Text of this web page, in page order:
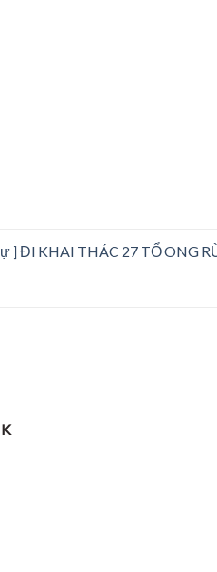
] ĐI KHAI THÁC 27 TỔ ONG